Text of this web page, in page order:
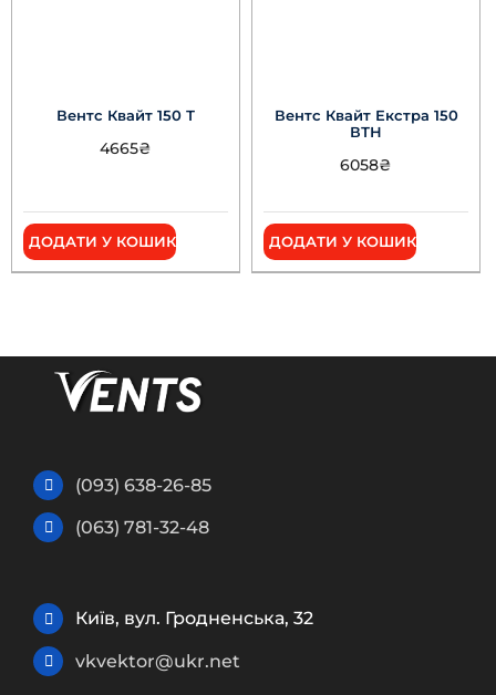
Вентс Квайт 150 Т
4665₴
ДОДАТИ У КОШИК
Вентс Квайт Екстра 150
ВТН
6058₴
ДОДАТИ У КОШИК
(093) 638-26-85
(063) 781-32-48
Київ, вул. Гродненська, 32
vkvektor@ukr.net